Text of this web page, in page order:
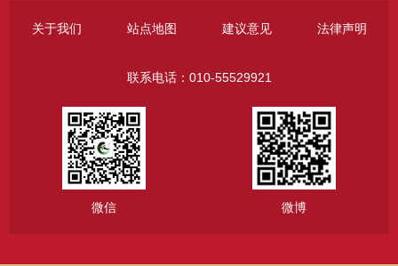
关于我们 站点地图 建议意见 法律声明
联系电话：010-55529921
微信 微博